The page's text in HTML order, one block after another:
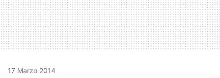
17 Marzo 2014